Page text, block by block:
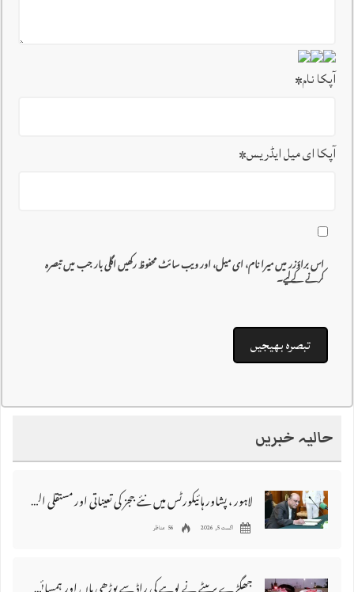
آپکا نام*
آپکا ای میل ایڈریس*
اس براؤزر میں میرا نام، ای میل، اور ویب سائٹ محفوظ رکھیں اگلی بار جب میں تبصرہ
کرنے کےلیے۔
حالیہ خبریں
لاہور ، پشاور ہائیکورٹس میں نئے ججز کی تعیناتی اور مستقلی التواء کا شکار
اگست 5, 2026 56 مناظر